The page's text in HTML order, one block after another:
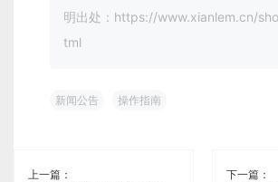
明出处：https://www.xianlem.cn/
tml
新闻公告 操作指南
上一篇：
下一篇：